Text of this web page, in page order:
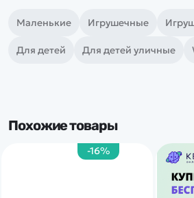
Маленькие Игрушечные
Для детей Для детей уличные
Похожие товары
-16%